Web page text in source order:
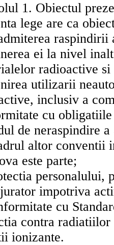
1. Obiectul
lege are ca
raspindirii
ei la nivel
radioactive
utilizarii
inclusiv a
cu
de neraspindire
altor conventii
este parte;
personalului,
impotriva
cu
contra radiatiilor
ionizante.